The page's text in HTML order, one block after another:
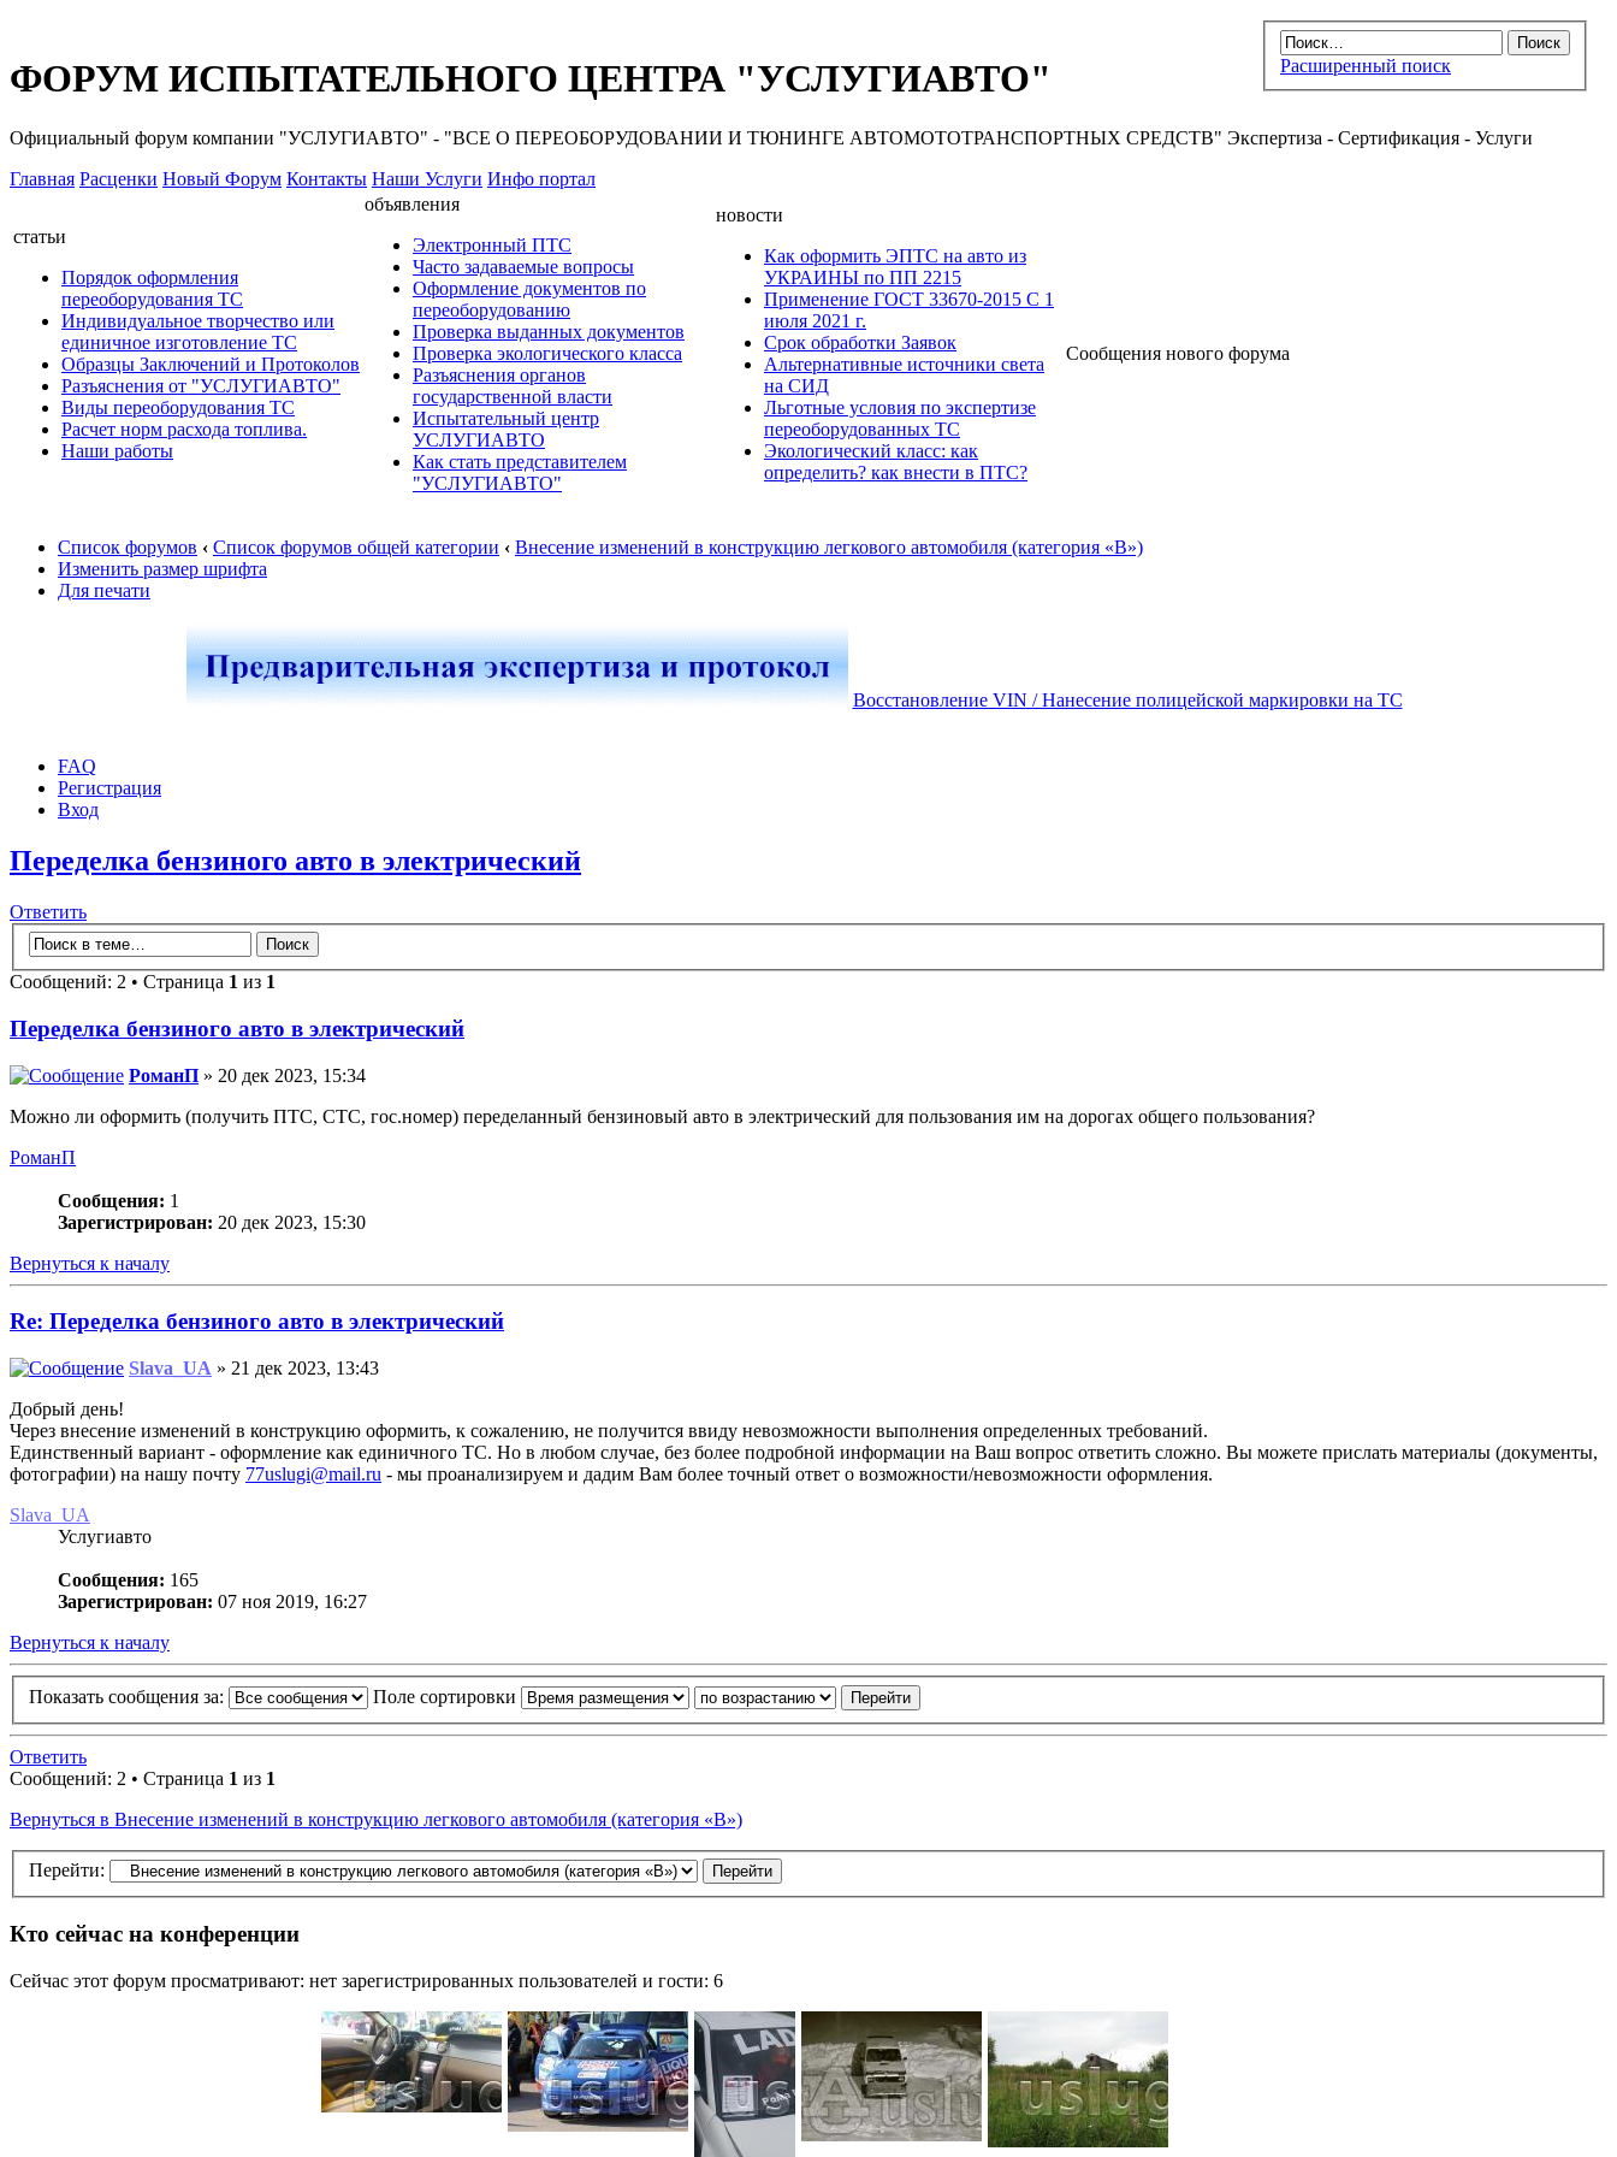
Расширенный поиск
ФОРУМ ИСПЫТАТЕЛЬНОГО ЦЕНТРА "УСЛУГИАВТО"
Официальный форум компании "УСЛУГИАВТО" - "ВСЕ О ПЕРЕОБОРУДОВАНИИ И ТЮНИНГЕ АВТОМОТОТРАНСПОРТНЫХ СРЕДСТВ" Экспертиза - Сертификация - Услуги
Главная Расценки Новый Форум Контакты Наши Услуги Инфо портал
статьи
Порядок оформления
переоборудования ТС
Индивидуальное творчество или
единичное изготовление ТС
Образцы Заключений и Протоколов
Разъяснения от "УСЛУГИАВТО"
Виды переоборудования ТС
Расчет норм расхода топлива.
Наши работы
объявления
Электронный ПТС
Часто задаваемые вопросы
Оформление документов по
переоборудованию
Проверка выданных документов
Проверка экологического класса
Разъяснения органов
государственной власти
Испытательный центр
УСЛУГИАВТО
Как стать представителем
"УСЛУГИАВТО"
новости
Как оформить ЭПТС на авто из
УКРАИНЫ по ПП 2215
Применение ГОСТ 33670-2015 С 1
июля 2021 г.
Срок обработки Заявок
Альтернативные источники света
на СИД
Льготные условия по экспертизе
переоборудованных ТС
Экологический класс: как
определить? как внести в ПТС?
Сообщения нового форума
Список форумов ‹ Список форумов общей категории ‹ Внесение изменений в конструкцию легкового автомобиля (категория «В»)
Изменить размер шрифта
Для печати
Восстановление VIN / Нанесение полицейской маркировки на ТС
FAQ
Регистрация
Вход
Переделка бензиного авто в электрический
Ответить
Сообщений: 2 • Страница 1 из 1
Переделка бензиного авто в электрический
РоманП » 20 дек 2023, 15:34
Можно ли оформить (получить ПТС, СТС, гос.номер) переделанный бензиновый авто в электрический для пользования им на дорогах общего пользования?
РоманП
Сообщения: 1
Зарегистрирован: 20 дек 2023, 15:30
Вернуться к началу
Re: Переделка бензиного авто в электрический
Slava_UA » 21 дек 2023, 13:43
Добрый день!
Через внесение изменений в конструкцию оформить, к сожалению, не получится ввиду невозможности выполнения определенных требований.
Единственный вариант - оформление как единичного ТС. Но в любом случае, без более подробной информации на Ваш вопрос ответить сложно. Вы можете прислать материалы (документы,
фотографии) на нашу почту 77uslugi@mail.ru - мы проанализируем и дадим Вам более точный ответ о возможности/невозможности оформления.
Slava_UA
Услугиавто
Сообщения: 165
Зарегистрирован: 07 ноя 2019, 16:27
Вернуться к началу
Показать сообщения за: Поле сортировки
Ответить
Сообщений: 2 • Страница 1 из 1
Вернуться в Внесение изменений в конструкцию легкового автомобиля (категория «В»)
Перейти:
Кто сейчас на конференции
Сейчас этот форум просматривают: нет зарегистрированных пользователей и гости: 6